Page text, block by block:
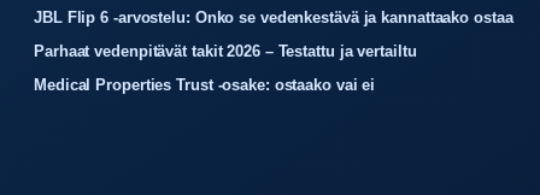
JBL Flip 6 -arvostelu: Onko se vedenkestävä ja kannattaako ostaa
Parhaat vedenpitävät takit 2026 – Testattu ja vertailtu
Medical Properties Trust -osake: ostaako vai ei